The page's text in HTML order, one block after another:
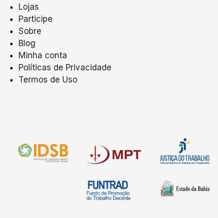
Lojas
Participe
Sobre
Blog
Minha conta
Políticas de Privacidade
Termos de Uso